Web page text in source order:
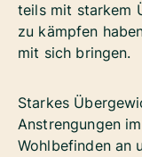
teils mit starkem
zu kämpfen
mit sich bringen.
Starkes
Anstrengungen
Wohlbefinden an